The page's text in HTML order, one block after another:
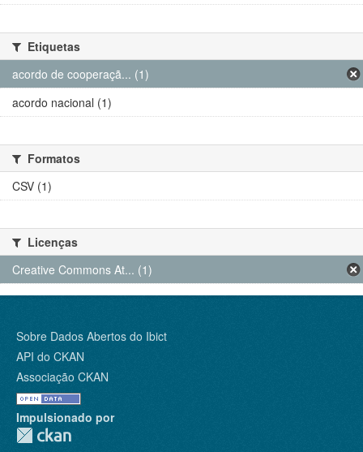
Etiquetas
acordo de cooperaçã... (1)
acordo nacional (1)
Formatos
CSV (1)
Licenças
Creative Commons At... (1)
Sobre Dados Abertos do Ibict
API do CKAN
Associação CKAN
Impulsionado por